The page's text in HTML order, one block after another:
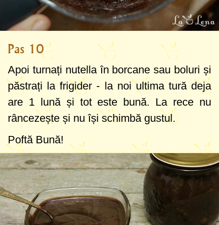
Pas 10
Apoi turnați nutella în borcane sau boluri și
păstrați la frigider - la noi ultima tură deja
are 1 lună și tot este bună. La rece nu
râncezește și nu își schimbă gustul.
Poftă Bună!